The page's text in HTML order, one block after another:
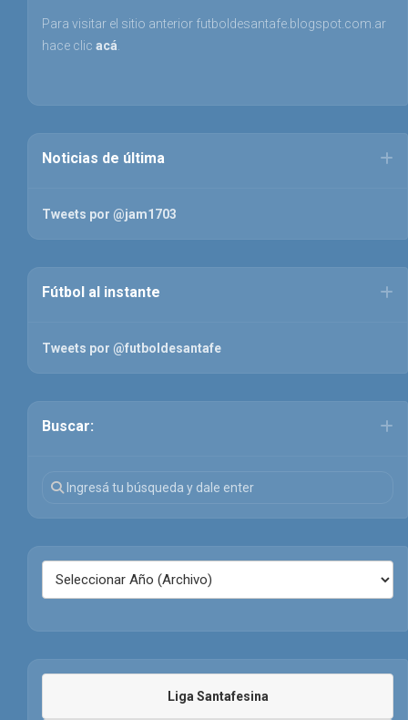
Para visitar el sitio anterior futboldesantafe.blogspot.com.ar
hace clic acá
Noticias de última
Tweets por @jam1703
Fútbol al instante
Tweets por @futboldesantafe
Buscar:
Liga Santafesina